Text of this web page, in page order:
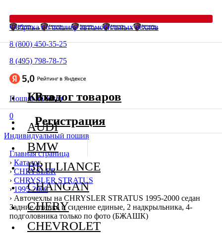
Фабрика по пошиву автомобильных чехлов
8 (800) 450-35-25
8 (495) 798-78-75
Пошив на заказ
0
Индивидуальный пошив
Главная страница
› Каталог
› CHRYSLER
› CHRYSLER STRATUS
› 1995-2000
› Авточехлы на CHRYSLER STRATUS 1995-2000 седан
Задние спинка и сидение единые, 2 надкрыльника, 4-
подголовника только по фото (БЖАШК)
Каталог товаров
AUDI
BMW
BRILLIANCE
CHANGAN
CHERY
CHEVROLET
Вход
Регистрация